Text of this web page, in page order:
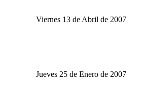
Viernes 13 de Abril de 2007
Jueves 25 de Enero de 2007